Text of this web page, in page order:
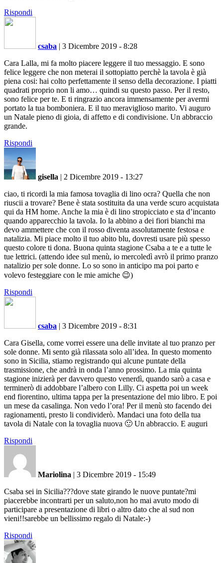
Rispondi
csaba | 3 Dicembre 2019 - 8:28
Cara Lalla, mi fa molto piacere leggere il tuo messaggio. E sono
felice leggere che non meterai il sottopiatto perchè la tavola è già
piena cosi: hai colto perfettamente il senso della decorazione. I piatti
quadrati proprio non li amo… quindi su questo passo. Per il resto,
sono felice per te. E ti ringrazio ancora immensamente per avermi
portato la tua bomboniera. E il tuo meraviglioso marito. Vi auguro
un Natale pieno di gioia, di affetto e di condivisione. Un abbraccio
grande.
Rispondi
gisella | 2 Dicembre 2019 - 13:27
ciao, ti ricordi la mia famosa tovaglia di lino ocra? Quella che non
riuscii a trovare? Bene è stata sostituita da una verde scuro acquistata
qui da HM home. Anche la mia è di lino stropicciato e sta d’incanto
quando apparecchio la tavola. Io la abbino a dei fiori bianchi ma
devo ammettere che con il rosso diventa assolutamente festosa e
natalizia. Mi piace molto il tuo abito blu, dovresti usare più spesso
questo colore ti dona. Buona quinta stagione Csaba a te e a tutte le
tue lettrici. (attendo idee sul menù, io mercoledì avrò il primo pranzo
natalizio per sole donne. Lo so sono in anticipo ma poi parto e
volevo festeggiare con le mie amiche 😉)
Rispondi
csaba | 3 Dicembre 2019 - 8:31
Cara Gisella, come vorrei essere una delle invitate al tuo pranzo per
sole donne. Mi sento già rilassata solo all’idea. In questo momento
sono in Sicilia, stiamo registrando qui alcune puntate della
trasmissione, che andrà in onda l’anno prossimo. La mia quinta
stagione inizierà per davvero questo venerdì, quando sarò a casa e
terminerò di addobbare l’albero con Lilly. Ci aspetta poi un week
end fiorentino, ultima tappa per la presentazione del mio libro. E poi
un mese da casalinga. Non vedo l’ora! Per il menù sto facendo dei
ragionamenti, presto li condividerò. Mandaci una foto della tua
tavola di Natale con la tovaglia nuova 🙂 Un abbraccio. E auguri
Rispondi
Mariolina | 3 Dicembre 2019 - 15:49
Csaba sei in Sicilia???dove state girando le nuove puntate?mi
piacerebbe incontrarti per un saluto,non ho mai avuto modo di
participare a presentazione di libri o altro dato che al sud non
vieni!!sarebbe un bellissimo regalo di Natale:-)
Rispondi